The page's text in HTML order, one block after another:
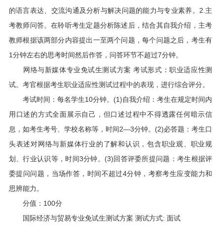
的语言表达、交流沟通及分析与解决问题的能力与专业素养。2.主
考教师问答。在聆听考生定题分析陈述后，结合其自我介绍，主考
教师根据该两部分内容提出一至两个问题，每个问题之后，考生有
1分钟左右的思考时间然后作答，问答环节不超过7分钟。
网络与新媒体专业免试生测试方案 考试形式：职业适应性测
试。考官根据考生职业适应性测试过程中的表现，进行综合评分。
考试时间：每名学生10分钟。(1)自我介绍：考生在规定时间内
用口述的方式全面展示自己，但口述过程中不得透露任何暗示信
息，如考生考号、学校名称等，时间2—3分钟。(2)必答题：考生口
头表述对网络与新媒体行业的了解和认识，包含职业观、职业规
划、行业认识等，时间3分钟。(3)回答评委所提问题：考生根据评
委提问问题，当场作答，时间不超过4分钟，考察考生应变能力和
思辨能力。
分值：100分
国际经济与贸易专业免试生测试方案 测试方式: 面试